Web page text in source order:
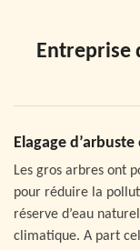
Entreprise
Elagage
Les gros arbres ont
pour réduire la
réserve d’eau
climatique. A part